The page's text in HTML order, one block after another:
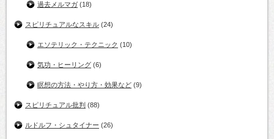
過去メルマガ (18)
スピリチュアルなスキル (24)
エソテリック・テクニック (10)
気功・ヒーリング (6)
瞑想の方法・やり方・効果など (9)
スピリチュアル批判 (88)
ルドルフ・シュタイナー (26)